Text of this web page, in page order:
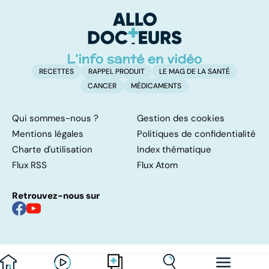
neurologique
incurable
RECETTES RAPPEL PRODUIT
LE MAG DE LA SANTÉ
CANCER
MÉDICAMENTS
Qui sommes-nous ?
Gestion des cookies
Mentions légales
Politiques de confidentialité
Charte d'utilisation
Index thématique
Flux RSS
Flux Atom
Retrouvez-nous sur